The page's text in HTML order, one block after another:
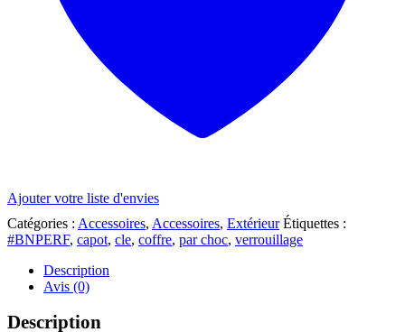
Ajouter votre liste d'envies
Catégories : Accessoires, Accessoires, Extérieur Étiquettes :
#BNPERF, capot, cle, coffre, par choc, verrouillage
Description
Avis (0)
Description